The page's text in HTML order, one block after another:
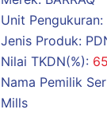
Unit Pengukuran:
Jenis Produk:
Nilai TKDN(%):
Nama Pemilik
Mills